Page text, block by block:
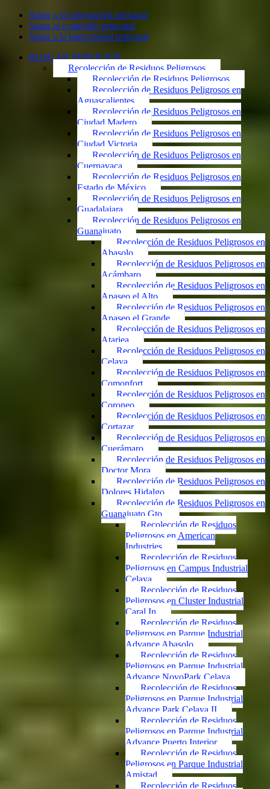
Saltar a la navegación principal
Saltar al contenido principal
Saltar a la barra lateral principal
BUSCAR SERVICIOS
Recolección de Residuos Peligrosos
Recolección de Residuos Peligrosos
Recolección de Residuos Peligrosos en
Aguascalientes
Recolección de Residuos Peligrosos en
Ciudad Madero
Recolección de Residuos Peligrosos en
Ciudad Victoria
Recolección de Residuos Peligrosos en
Cuernavaca
Recolección de Residuos Peligrosos en
Estado de México
Recolección de Residuos Peligrosos en
Guadalajara
Recolección de Residuos Peligrosos en
Guanajuato
Recolección de Residuos Peligrosos en
Abasolo
Recolección de Residuos Peligrosos en
Acámbaro
Recolección de Residuos Peligrosos en
Apaseo el Alto
Recolección de Residuos Peligrosos en
Apaseo el Grande
Recolección de Residuos Peligrosos en
Atarjea
Recolección de Residuos Peligrosos en
Celaya
Recolección de Residuos Peligrosos en
Comonfort
Recolección de Residuos Peligrosos en
Coroneo
Recolección de Residuos Peligrosos en
Cortazar
Recolección de Residuos Peligrosos en
Cuerámaro
Recolección de Residuos Peligrosos en
Doctor Mora
Recolección de Residuos Peligrosos en
Dolores Hidalgo
Recolección de Residuos Peligrosos en
Guanajuato Gto.
Recolección de Residuos
Peligrosos en American
Industries
Recolección de Residuos
Peligrosos en Campus Industrial
Celaya
Recolección de Residuos
Peligrosos en Cluster Industrial
Caral In
Recolección de Residuos
Peligrosos en Parque Industrial
Advance Abasolo
Recolección de Residuos
Peligrosos en Parque Industrial
Advance NovoPark Celaya
Recolección de Residuos
Peligrosos en Parque Industrial
Advance Park Celaya II
Recolección de Residuos
Peligrosos en Parque Industrial
Advance Puerto Interior
Recolección de Residuos
Peligrosos en Parque Industrial
Amistad
Recolección de Residuos